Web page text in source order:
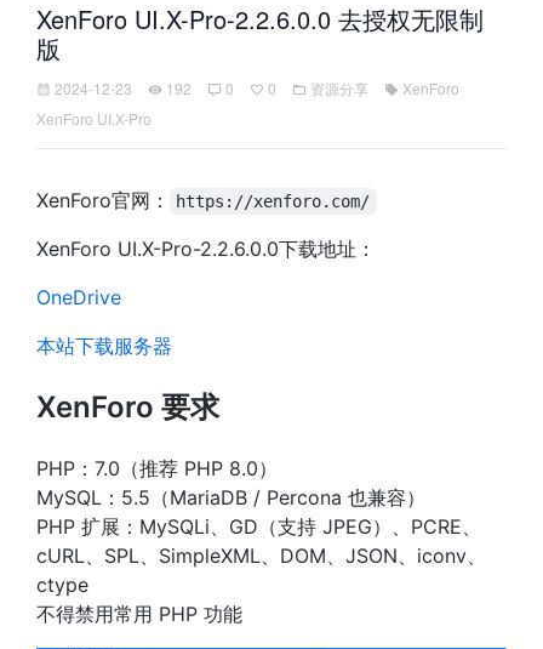
XenForo UI.X-Pro-2.2.6.0.0 去授权无限制
版
2024-12-23 192 0 0 资源分享
XenForo
XenForo UI.X-Pro
XenForo官网： https://xenforo.com/
XenForo UI.X-Pro-2.2.6.0.0下载地址：
OneDrive
本站下载服务器
XenForo 要求
PHP：7.0（推荐 PHP 8.0）
MySQL：5.5（MariaDB / Percona 也兼容）
PHP 扩展：MySQLi、GD（支持 JPEG）、PCRE、
cURL、SPL、SimpleXML、DOM、JSON、iconv、
ctype
不得禁用常用 PHP 功能